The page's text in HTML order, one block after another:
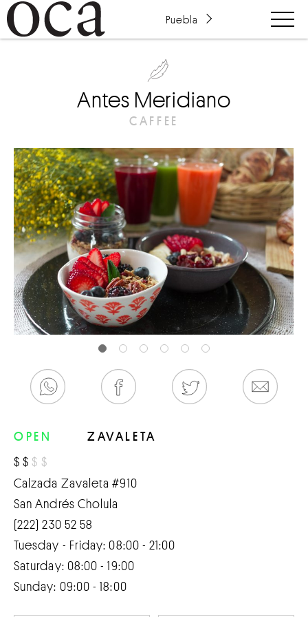
Puebla
Antes Meridiano
CAFFEE
OPEN ZAVALETA
$ $ $ $
Calzada Zavaleta #910
San Andrés Cholula
(222) 230 52 58
Tuesday - Friday: 08:00 - 21:00
Saturday: 08:00 - 19:00
Sunday: 09:00 - 18:00